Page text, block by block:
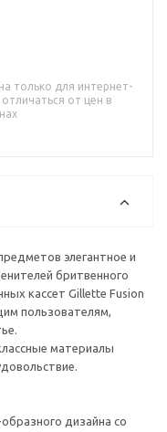
только для интернет-
от цен в
элегантное и
бритвенного
кассет Gillette Fusion
пользователям,
материалы
дизайна со